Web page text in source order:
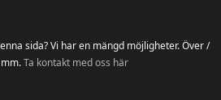
sida? Vi har en mängd möjligheter. Över /
Ta kontakt med oss här